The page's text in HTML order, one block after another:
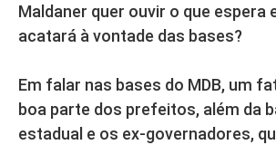
Maldaner quer ouvir o que espera
acatará à vontade das bases?
Em falar nas bases do MDB, um
boa parte dos prefeitos, além da
estadual e os ex-governadores,